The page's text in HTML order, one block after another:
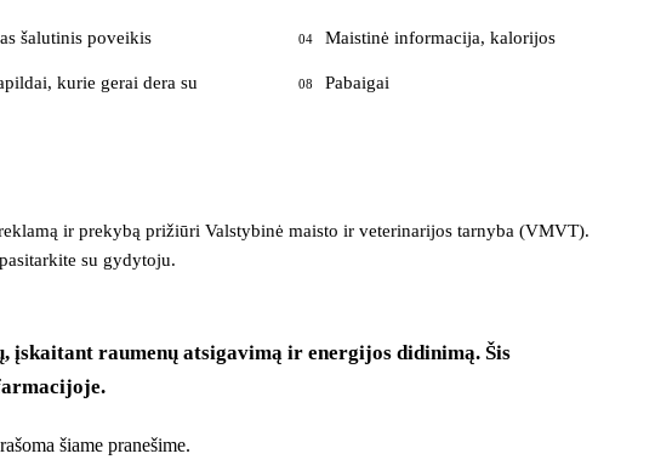
šalutinis poveikis 04 Maistinė informacija, kalorijos
kurie gerai dera su 08 Pabaigai
ir prekybą prižiūri Valstybinė maisto ir veterinarijos tarnyba (VMVT).
su gydytoju.
įskaitant raumenų atsigavimą ir energijos didinimą. Šis
šiame pranešime.